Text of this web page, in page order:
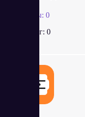
Отзывы: 0
Рейтинг: 0